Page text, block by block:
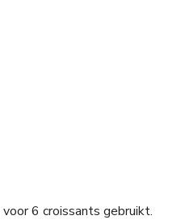
6 croissants gebruikt.